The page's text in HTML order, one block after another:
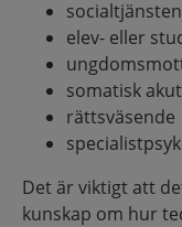
socialtjänsten
elev- eller
somatisk
rättsväsende
Det är viktigt att
kunskap om hur